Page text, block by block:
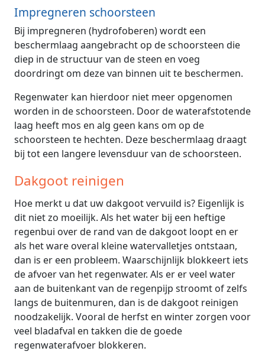
Impregneren schoorsteen
Bij impregneren (hydrofoberen) wordt een
beschermlaag aangebracht op de schoorsteen die
diep in de structuur van de steen en voeg
doordringt om deze van binnen uit te beschermen.
Regenwater kan hierdoor niet meer opgenomen
worden in de schoorsteen. Door de waterafstotende
laag heeft mos en alg geen kans om op de
schoorsteen te hechten. Deze beschermlaag draagt
bij tot een langere levensduur van de schoorsteen.
Dakgoot reinigen
Hoe merkt u dat uw dakgoot vervuild is? Eigenlijk is
dit niet zo moeilijk. Als het water bij een heftige
regenbui over de rand van de dakgoot loopt en er
als het ware overal kleine watervalletjes ontstaan,
dan is er een probleem. Waarschijnlijk blokkeert iets
de afvoer van het regenwater. Als er er veel water
aan de buitenkant van de regenpijp stroomt of zelfs
langs de buitenmuren, dan is de dakgoot reinigen
noodzakelijk. Vooral de herfst en winter zorgen voor
veel bladafval en takken die de goede
regenwaterafvoer blokkeren.